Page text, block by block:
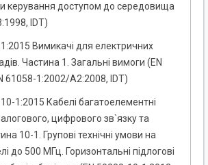
керування доступом до середовища
IDT)
Вимикачі для електричних
Частина 1. Загальні вимоги (EN
61058-1:2002/A2:2008, IDT)
1:2015 Кабелі багатоелементні
цифрового зв`язку та
10-1. Групові технічні умови на
до 500 МГц. Горизонтальні підлогові